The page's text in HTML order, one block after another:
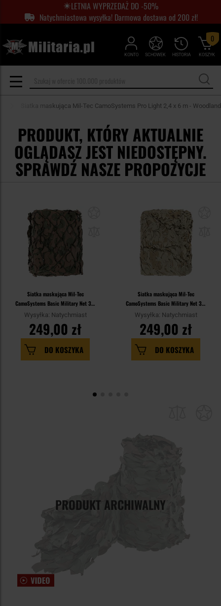
LETNIA WYPRZEDAŻ DO -50%
Natychmiastowa wysyłka! Darmowa dostawa od 200 zł!
KONTO HISTORIA
SCHOWEK KOSZYK
0
Siatka maskująca Mil-Tec CamoSystems Pro Light 2,4 x 6 m - Woodland
PRODUKT, KTÓRY AKTUALNIE
OGLĄDASZ JEST NIEDOSTĘPNY.
SPRAWDŹ NASZE PROPOZYCJE
Siatka maskująca Mil-Tec
CamoSystems Basic Military Net 3 x
3 m - Woodland
Wysyłka: Natychmiast
249,00 zł
DO KOSZYKA
Siatka maskująca Mil-Tec
CamoSystems Basic Military Net 3 x
3 m - Desert
Wysyłka: Natychmiast
249,00 zł
DO KOSZYKA
PRODUKT ARCHIWALNY